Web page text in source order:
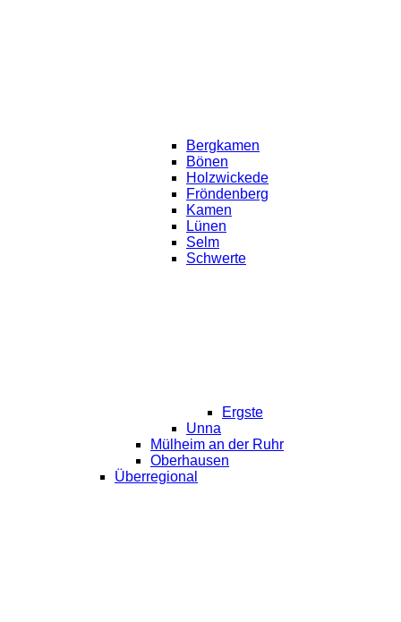
Bergkamen
Bönen
Holzwickede
Fröndenberg
Kamen
Lünen
Selm
Schwerte
Ergste
Unna
Mülheim an der Ruhr
Oberhausen
Überregional